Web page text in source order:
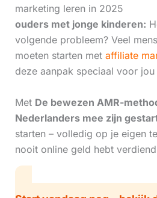
marketing leren in 2025
ouders met jonge kinderen:
volgende probleem? Veel
moeten starten met affiliate
deze aanpak speciaal voor
Met De bewezen AMR-
Nederlanders mee zijn
starten – volledig op je eigen
nooit online geld hebt